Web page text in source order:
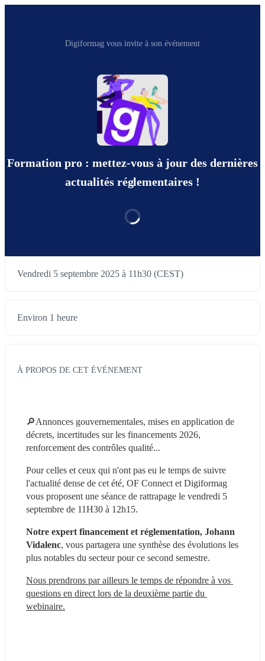
Digiformag vous invite à son événement
Formation pro : mettez-vous à jour des dernières
actualités réglementaires !
Vendredi 5 septembre 2025 à 11h30 (CEST)
Environ 1 heure
À PROPOS DE CET ÉVÉNEMENT
🔎Annonces gouvernementales, mises en application de
décrets, incertitudes sur les financements 2026,
renforcement des contrôles qualité...
Pour celles et ceux qui n'ont pas eu le temps de suivre
l'actualité dense de cet été, OF Connect et Digiformag
vous proposent une séance de rattrapage le vendredi 5
septembre de 11H30 à 12h15.
Notre expert financement et réglementation, Johann
Vidalenc, vous partagera une synthèse des évolutions les
plus notables du secteur pour ce second semestre.
Nous prendrons par ailleurs le temps de répondre à vos
questions en direct lors de la deuxième partie du
webinaire.